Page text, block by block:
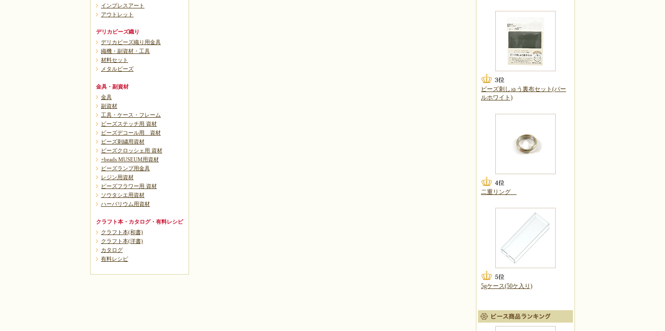
インプレスアート
アウトレット
デリカビーズ織り
デリカビーズ織り用金具
織機・副資材・工具
材料セット
メタルビーズ
金具・副資材
金具
副資材
工具・ケース・フレーム
ビーズステッチ用 資材
ビーズデコール用 資材
ビーズ刺繍用資材
ビーズクロッシェ用 資材
+beads MUSEUM用資材
ビーズランプ用金具
レジン用資材
ビーズフラワー用 資材
ソウタシエ用資材
ハーバリウム用資材
クラフト本・カタログ・有料レシピ
クラフト本(和書)
クラフト本(洋書)
カタログ
有料レシピ
ビーズ刺しゅう裏布セット(パー
ルホワイト)
二重リング
5gケース(50ケ入り)